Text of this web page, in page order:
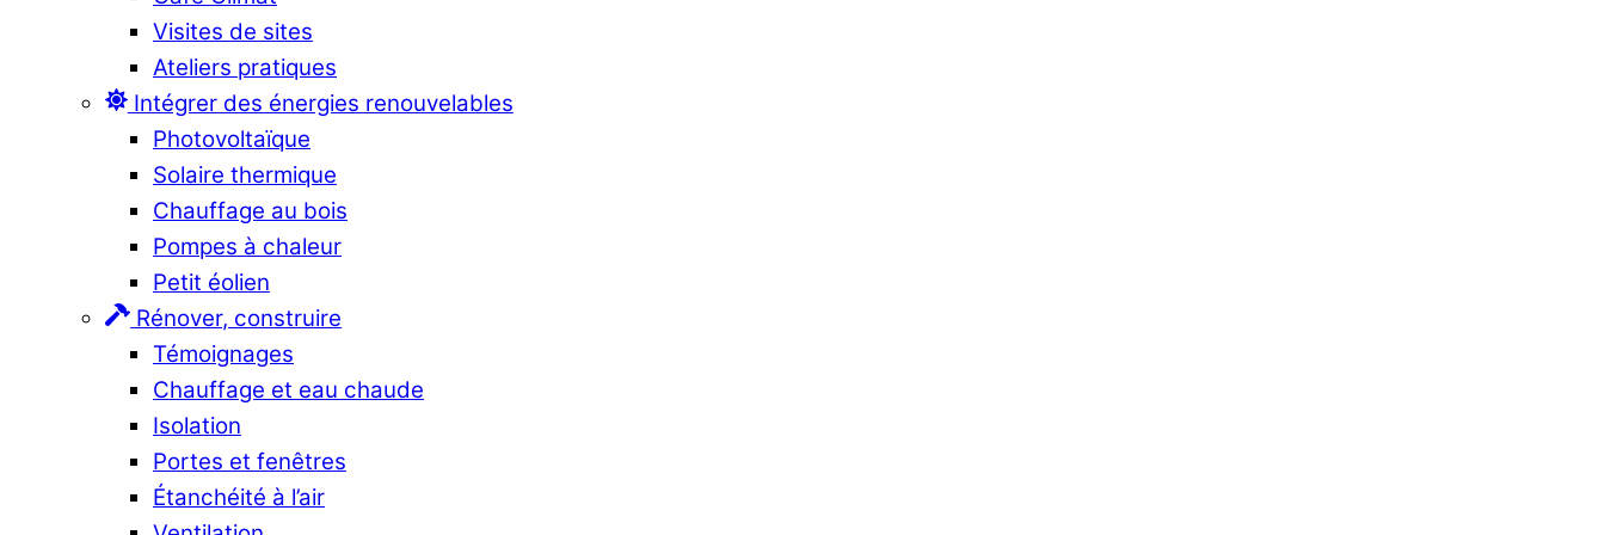
Visites de sites
Ateliers pratiques
Intégrer des énergies renouvelables
Photovoltaïque
Solaire thermique
Chauffage au bois
Pompes à chaleur
Petit éolien
Rénover, construire
Témoignages
Chauffage et eau chaude
Isolation
Portes et fenêtres
Étanchéité à l’air